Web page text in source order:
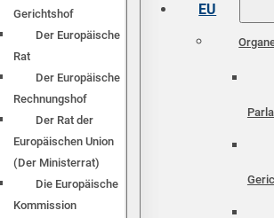
Gerichtshof
Der Europäische
Rat
Der Europäische
Rechnungshof
Der Rat der
Europäischen Union
(Der Ministerrat)
Die Europäische
Kommission
EU